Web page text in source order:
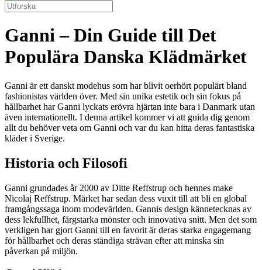
Ganni – Din Guide till Det
Populära Danska Klädmärket
Ganni är ett danskt modehus som har blivit oerhört populärt bland
fashionistas världen över. Med sin unika estetik och sin fokus på
hållbarhet har Ganni lyckats erövra hjärtan inte bara i Danmark utan
även internationellt. I denna artikel kommer vi att guida dig genom
allt du behöver veta om Ganni och var du kan hitta deras fantastiska
kläder i Sverige.
Historia och Filosofi
Ganni grundades år 2000 av Ditte Reffstrup och hennes make
Nicolaj Reffstrup. Märket har sedan dess vuxit till att bli en global
framgångssaga inom modevärlden. Gannis design kännetecknas av
dess lekfullhet, färgstarka mönster och innovativa snitt. Men det som
verkligen har gjort Ganni till en favorit är deras starka engagemang
för hållbarhet och deras ständiga strävan efter att minska sin
påverkan på miljön.